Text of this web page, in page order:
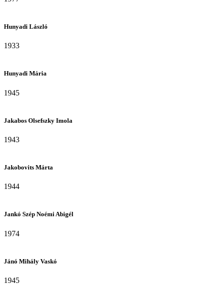
Hunyadi László
1933
Hunyadi Mária
1945
Jakabos Olsefszky Imola
1943
Jakobovits Márta
1944
Jankó Szép Noémi Abigél
1974
Jánó Mihály Vaskó
1945